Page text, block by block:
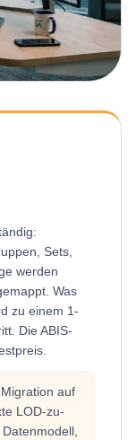
Sets,
werden
Was
zu einem 1-
Die ABIS-
auf
LOD-zu-